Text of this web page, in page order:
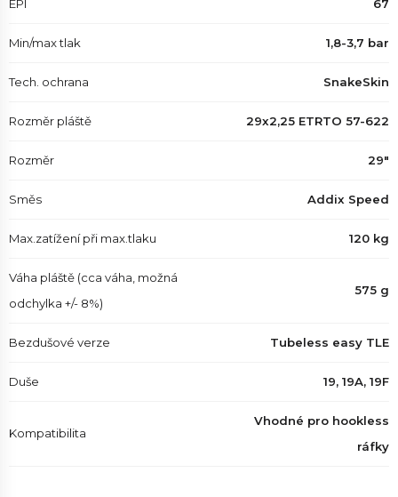
EPI 67
Min/max tlak 1,8-3,7 bar
Tech. ochrana SnakeSkin
Rozměr pláště 29x2,25 ETRTO 57-622
Rozměr 29"
Směs Addix Speed
Max.zatížení při max.tlaku 120 kg
Váha pláště (cca váha, možná
odchylka +/- 8%)
575 g
Bezdušové verze Tubeless easy TLE
Duše 19, 19A, 19F
Kompatibilita
Vhodné pro hookless
ráfky